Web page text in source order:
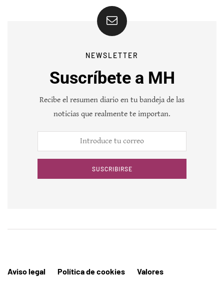
NEWSLETTER
Suscríbete a MH
Recibe el resumen diario en tu bandeja de las
noticias que realmente te importan.
SUSCRIBIRSE
Aviso legal Política de cookies
Valores